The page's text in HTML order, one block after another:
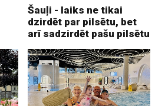
Šauļi - laiks ne tikai
dzirdēt par pilsētu, bet
arī sadzirdēt pašu pilsētu